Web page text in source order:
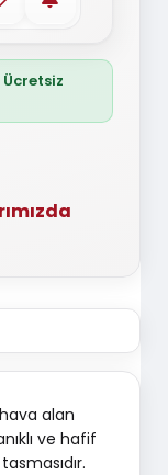
Ücretsiz
alan
ve hafif